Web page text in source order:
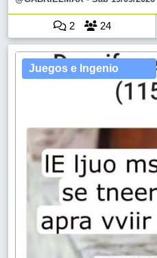
2 24
Juegos e Ingenio